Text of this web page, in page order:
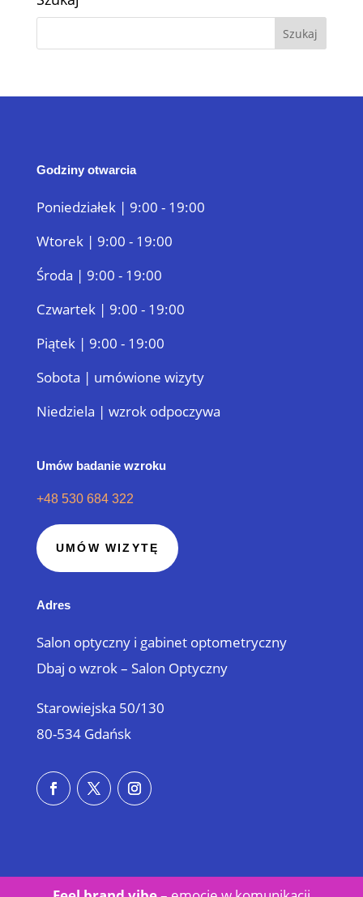
Godziny otwarcia
Poniedziałek | 9:00 - 19:00
Wtorek | 9:00 - 19:00
Środa | 9:00 - 19:00
Czwartek | 9:00 - 19:00
Piątek | 9:00 - 19:00
Sobota | umówione wizyty
Niedziela | wzrok odpoczywa
Umów badanie wzroku
+48 530 684 322
UMÓW WIZYTĘ
Adres
Salon optyczny i gabinet optometryczny
Dbaj o wzrok – Salon Optyczny
Starowiejska 50/130
80-534 Gdańsk